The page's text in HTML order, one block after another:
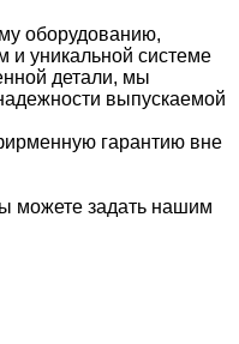
оборудованию,
и уникальной системе
детали, мы
выпускаемой
гарантию вне
можете задать нашим